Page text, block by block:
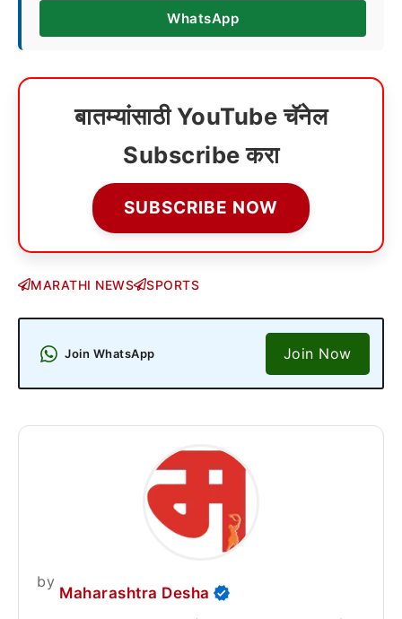
WhatsApp
बातम्यांसाठी YouTube चॅनेल
Subscribe करा
SUBSCRIBE NOW
MARATHI NEWS SPORTS
Join WhatsApp Join Now
by
Maharashtra Desha